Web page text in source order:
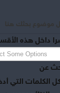
داخل هذه
عن
الكلمات التي
ضخماً، كما
“جبهة الإنقاذ
فيه أن ما بعد 30 يونيو سيختلف عما